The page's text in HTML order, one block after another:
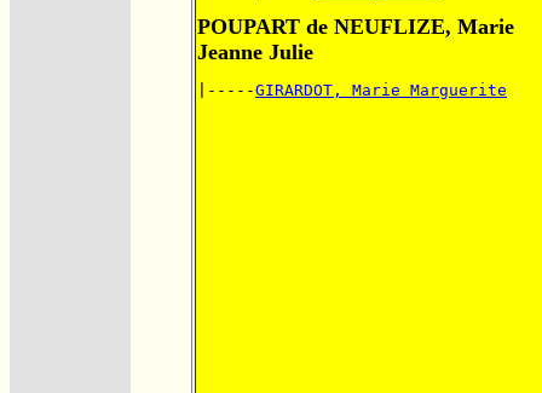
POUPART de NEUFLIZE, Marie
Jeanne Julie
|-----GIRARDOT, Marie Marguerite